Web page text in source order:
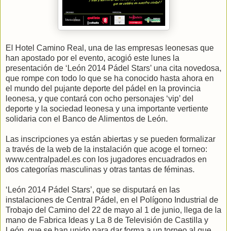
El Hotel Camino Real, una de las empresas leonesas que
han apostado por el evento, acogió este lunes la
presentación de ‘León 2014 Pádel Stars’ una cita novedosa,
que rompe con todo lo que se ha conocido hasta ahora en
el mundo del pujante deporte del pádel en la provincia
leonesa, y que contará con ocho personajes ‘vip’ del
deporte y la sociedad leonesa y una importante vertiente
solidaria con el Banco de Alimentos de León.
Las inscripciones ya están abiertas y se pueden formalizar
a través de la web de la instalación que acoge el torneo:
www.centralpadel.es con los jugadores encuadrados en
dos categorías masculinas y otras tantas de féminas.
‘León 2014 Pádel Stars’, que se disputará en las
instalaciones de Central Pádel, en el Polígono Industrial de
Trobajo del Camino del 22 de mayo al 1 de junio, llega de la
mano de Fabrica Ideas y La 8 de Televisión de Castilla y